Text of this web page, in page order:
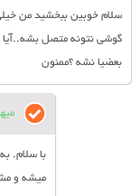
سلام خوبین ببخشید من
گوشی نتونه متصل بشه..آیا
بعضیا نشه ؟ممنون
با سلام.
میشه و